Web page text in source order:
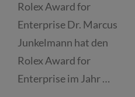
Rolex Award for
Enterprise Dr. Marcus
Junkelmann hat den
Rolex Award for
Enterprise im Jahr …